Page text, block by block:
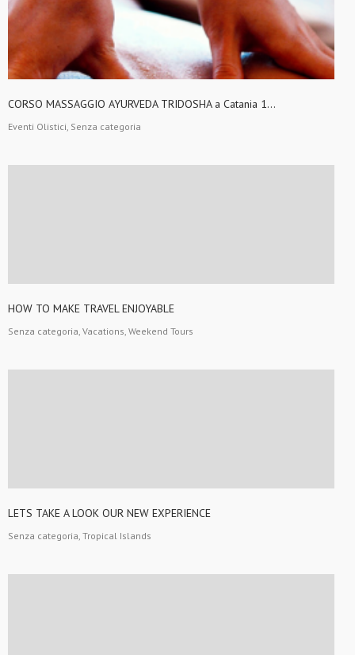
CORSO MASSAGGIO AYURVEDA TRIDOSHA a Catania 1...
Eventi Olistici, Senza categoria
HOW TO MAKE TRAVEL ENJOYABLE
Senza categoria, Vacations, Weekend Tours
LETS TAKE A LOOK OUR NEW EXPERIENCE
Senza categoria, Tropical Islands